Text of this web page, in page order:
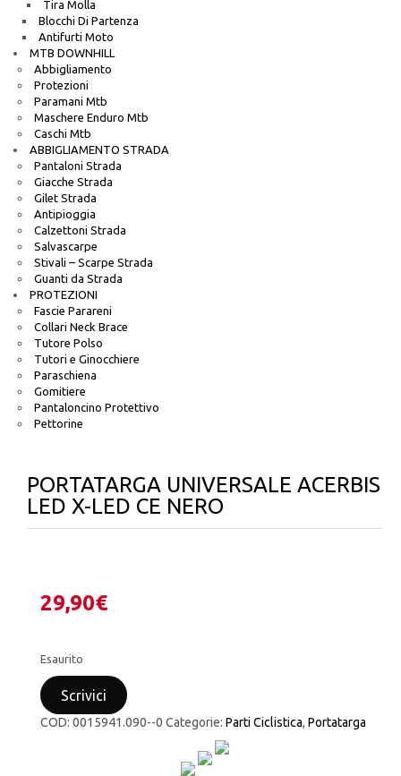
Tira Molla
Blocchi Di Partenza
Antifurti Moto
MTB DOWNHILL
Abbigliamento
Protezioni
Paramani Mtb
Maschere Enduro Mtb
Caschi Mtb
ABBIGLIAMENTO STRADA
Pantaloni Strada
Giacche Strada
Gilet Strada
Antipioggia
Calzettoni Strada
Salvascarpe
Stivali – Scarpe Strada
Guanti da Strada
PROTEZIONI
Fascie Parareni
Collari Neck Brace
Tutore Polso
Tutori e Ginocchiere
Paraschiena
Gomitiere
Pantaloncino Protettivo
Pettorine
PORTATARGA UNIVERSALE ACERBIS
LED X-LED CE NERO
29,90€
Esaurito
Scrivici
COD: 0015941.090--0 Categorie: Parti Ciclistica, Portatarga